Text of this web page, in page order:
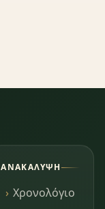
ΑΝΑΚΆΛΥΨΗ
Χρονολόγιο